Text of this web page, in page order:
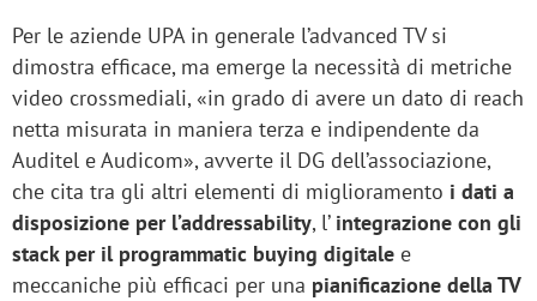
Per le aziende UPA in generale l’advanced TV si
dimostra efficace, ma emerge la necessità di metriche
video crossmediali, «in grado di avere un dato di reach
netta misurata in maniera terza e indipendente da
Auditel e Audicom», avverte il DG dell’associazione,
che cita tra gli altri elementi di miglioramento i dati a
disposizione per l’addressability, l’ integrazione con gli
stack per il programmatic buying digitale e
meccaniche più efficaci per una pianificazione della TV